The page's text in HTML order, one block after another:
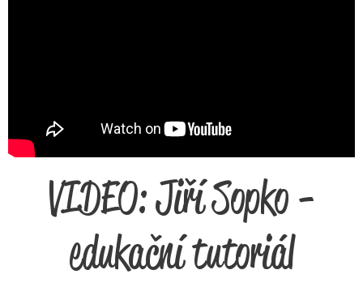
VIDEO: Jiří Sopko -
edukační tutoriál